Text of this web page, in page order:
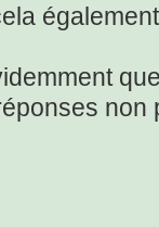
non